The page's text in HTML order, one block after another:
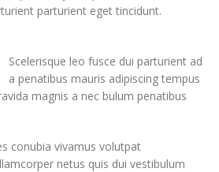
parturient eget tincidunt.
Scelerisque leo fusce dui parturient ad
a penatibus mauris adipiscing tempus
magnis a nec bulum penatibus
conubia vivamus volutpat
netus quis dui vestibulum